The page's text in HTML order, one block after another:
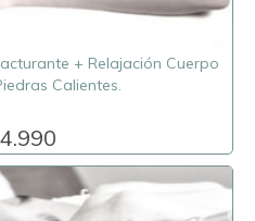
+ Relajación Cuerpo
Calientes.